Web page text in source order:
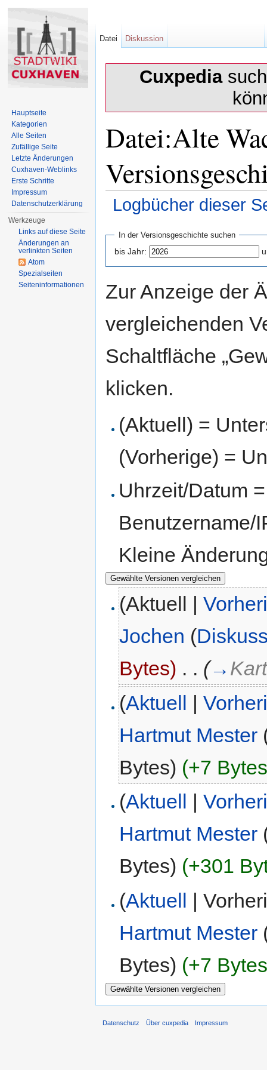
Cuxpedia
Datei:Alte
Logbücher dieser
In der Versionsgeschichte suchen
bis Jahr:
Zur Anzeige der
vergleichenden
Schaltfläche
klicken.
(Aktuell) =
(Vorherige) =
Uhrzeit/Datum
Benutzername/
Kleine
(Aktuell |
Jochen (
Bytes) . . (→
(Aktuell |
Hartmut Mester
Bytes) (+7
(Aktuell |
Hartmut Mester
Bytes) (+301
(Aktuell |
Hartmut Mester
Bytes) (+7
Datei Diskussion
Hauptseite
Kategorien
Alle Seiten
Zufällige Seite
Letzte Änderungen
Cuxhaven-Weblinks
Erste Schritte
Impressum
Datenschutzerklärung
Werkzeuge
Links auf diese Seite
Änderungen an
verlinkten Seiten
Atom
Spezialseiten
Seiten­informationen
Datenschutz Über cuxpedia Impressum